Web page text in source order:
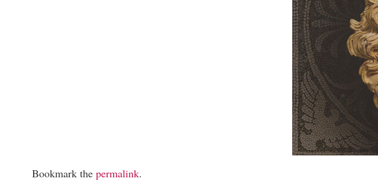
Bookmark the permalink.